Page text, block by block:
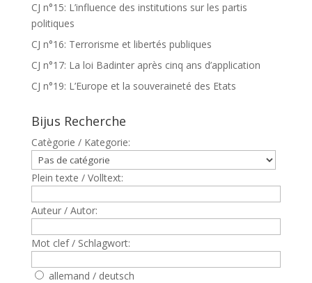
CJ n°15: L’influence des institutions sur les partis
politiques
CJ n°16: Terrorisme et libertés publiques
CJ n°17: La loi Badinter après cinq ans d’application
CJ n°19: L’Europe et la souveraineté des Etats
Bijus Recherche
Catègorie / Kategorie:
Plein texte / Volltext:
Auteur / Autor:
Mot clef / Schlagwort:
allemand / deutsch